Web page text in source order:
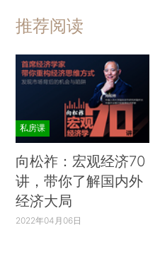
推荐阅读
私房课
向松祚：宏观经济70
讲，带你了解国内外
经济大局
2022年04月06日